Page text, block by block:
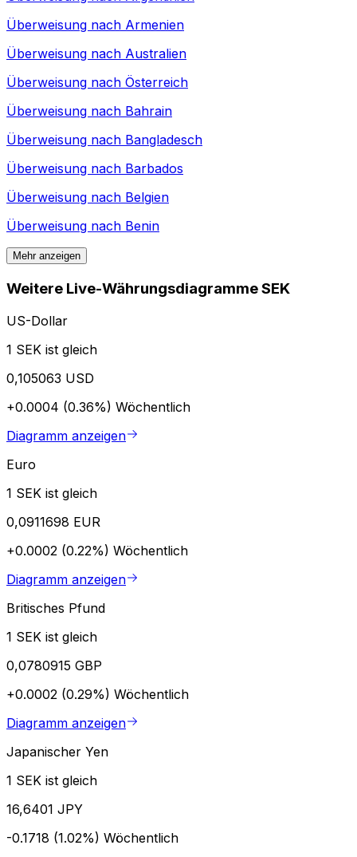
Überweisung nach Armenien
Überweisung nach Australien
Überweisung nach Österreich
Überweisung nach Bahrain
Überweisung nach Bangladesch
Überweisung nach Barbados
Überweisung nach Belgien
Überweisung nach Benin
Mehr anzeigen
Weitere Live-Währungsdiagramme SEK
US-Dollar
1 SEK ist gleich
0,105063 USD
+0.0004 (0.36%) Wöchentlich
Diagramm anzeigen
Euro
1 SEK ist gleich
0,0911698 EUR
+0.0002 (0.22%) Wöchentlich
Diagramm anzeigen
Britisches Pfund
1 SEK ist gleich
0,0780915 GBP
+0.0002 (0.29%) Wöchentlich
Diagramm anzeigen
Japanischer Yen
1 SEK ist gleich
16,6401 JPY
-0.1718 (1.02%) Wöchentlich